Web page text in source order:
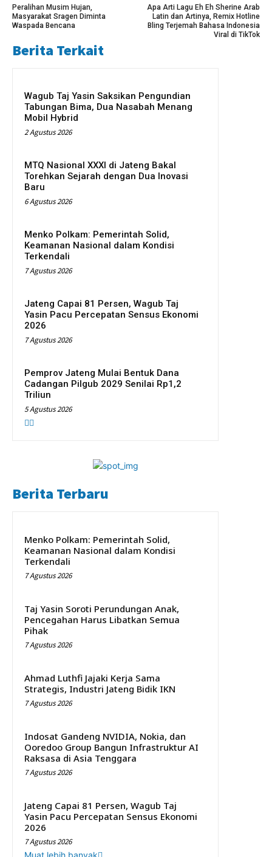
Peralihan Musim Hujan,
Masyarakat Sragen Diminta
Waspada Bencana
Apa Arti Lagu Eh Eh Sherine Arab
Latin dan Artinya, Remix Hotline
Bling Terjemah Bahasa Indonesia
Viral di TikTok
Berita Terkait
Wagub Taj Yasin Saksikan Pengundian
Tabungan Bima, Dua Nasabah Menang
Mobil Hybrid
2 Agustus 2026
MTQ Nasional XXXI di Jateng Bakal
Torehkan Sejarah dengan Dua Inovasi
Baru
6 Agustus 2026
Menko Polkam: Pemerintah Solid,
Keamanan Nasional dalam Kondisi
Terkendali
7 Agustus 2026
Jateng Capai 81 Persen, Wagub Taj
Yasin Pacu Percepatan Sensus Ekonomi
2026
7 Agustus 2026
Pemprov Jateng Mulai Bentuk Dana
Cadangan Pilgub 2029 Senilai Rp1,2
Triliun
5 Agustus 2026
Berita Terbaru
Menko Polkam: Pemerintah Solid,
Keamanan Nasional dalam Kondisi
Terkendali
7 Agustus 2026
Taj Yasin Soroti Perundungan Anak,
Pencegahan Harus Libatkan Semua
Pihak
7 Agustus 2026
Ahmad Luthfi Jajaki Kerja Sama
Strategis, Industri Jateng Bidik IKN
7 Agustus 2026
Indosat Gandeng NVIDIA, Nokia, dan
Ooredoo Group Bangun Infrastruktur AI
Raksasa di Asia Tenggara
7 Agustus 2026
Jateng Capai 81 Persen, Wagub Taj
Yasin Pacu Percepatan Sensus Ekonomi
2026
7 Agustus 2026
Muat lebih banyak